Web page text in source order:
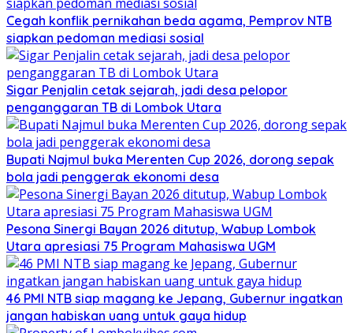
Cegah konflik pernikahan beda agama, Pemprov NTB
siapkan pedoman mediasi sosial
Sigar Penjalin cetak sejarah, jadi desa pelopor
penganggaran TB di Lombok Utara
Bupati Najmul buka Merenten Cup 2026, dorong sepak
bola jadi penggerak ekonomi desa
Pesona Sinergi Bayan 2026 ditutup, Wabup Lombok
Utara apresiasi 75 Program Mahasiswa UGM
46 PMI NTB siap magang ke Jepang, Gubernur ingatkan
jangan habiskan uang untuk gaya hidup